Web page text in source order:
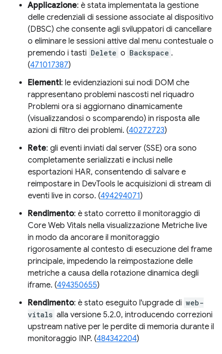
Applicazione: è stata implementata la gestione
delle credenziali di sessione associate al dispositivo
(DBSC) che consente agli sviluppatori di cancellare
o eliminare le sessioni attive dal menu contestuale o
premendo i tasti Delete o Backspace .
(471017387)
Elementi: le evidenziazioni sui nodi DOM che
rappresentano problemi nascosti nel riquadro
Problemi ora si aggiornano dinamicamente
(visualizzandosi o scomparendo) in risposta alle
azioni di filtro dei problemi. (40272723)
Rete: gli eventi inviati dal server (SSE) ora sono
completamente serializzati e inclusi nelle
esportazioni HAR, consentendo di salvare e
reimpostare in DevTools le acquisizioni di stream di
eventi live in corso. (494294071)
Rendimento: è stato corretto il monitoraggio di
Core Web Vitals nella visualizzazione Metriche live
in modo da ancorare il monitoraggio
rigorosamente al contesto di esecuzione del frame
principale, impedendo la reimpostazione delle
metriche a causa della rotazione dinamica degli
iframe. (494350655)
Rendimento: è stato eseguito l'upgrade di web-
vitals alla versione 5.2.0, introducendo correzioni
upstream native per le perdite di memoria durante il
monitoraggio INP. (484342204)